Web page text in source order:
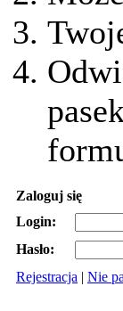
Zaloguj się
Login:
Hasło:
Rejestracja | Nie